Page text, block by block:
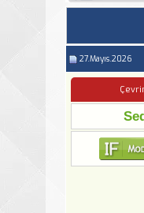
27.Mayıs.2026